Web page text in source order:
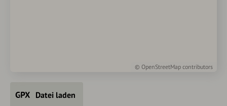
© OpenStreetMap contributors
Datei laden